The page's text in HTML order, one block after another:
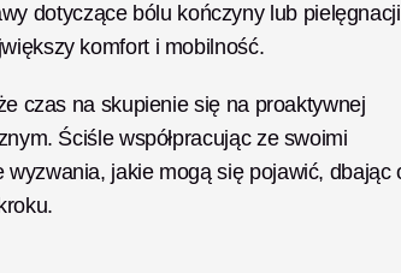
dotyczące bólu kończyny lub pielęgnacji
komfort i mobilność.
czas na skupienie się na proaktywnej
Ściśle współpracując ze swoimi
jakie mogą się pojawić, dbając